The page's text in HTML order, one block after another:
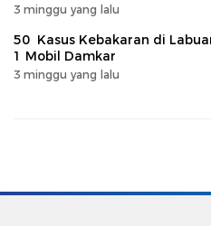
3 minggu yang lalu
50 Kasus Kebakaran di
1 Mobil Damkar
3 minggu yang lalu